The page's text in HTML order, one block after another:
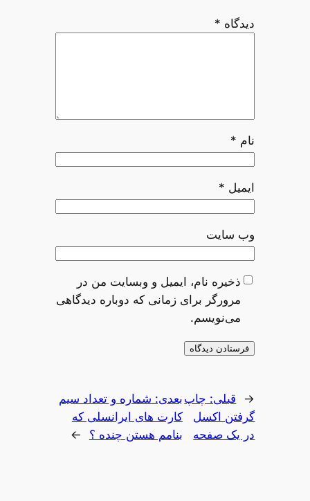
دیدگاه *
نام *
ایمیل *
وب‌ سایت
ذخیره نام، ایمیل و وبسایت من در
مرورگر برای زمانی که دوباره دیدگاهی
می‌نویسم.
← قبلی: چاپ
گرفتن اکسل
در یک صفحه
بعدی: شماره و تعداد سیم
کارت های ایرانسلی که
بنامم هستن چنده ؟
→